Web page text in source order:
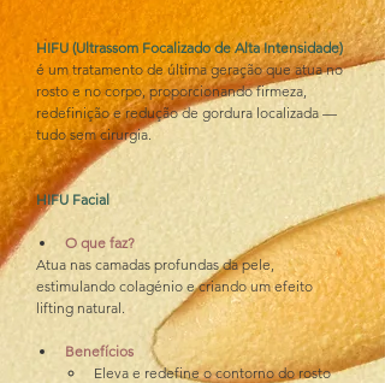
HIFU (Ultrassom Focalizado de Alta Intensidade)
é um tratamento de última geração que atua no
rosto e no corpo, proporcionando firmeza,
redefinição e redução de gordura localizada —
tudo sem cirurgia.
HIFU Facial
O que faz?
Atua nas camadas profundas da pele,
estimulando colagénio e criando um efeito
lifting natural.
Benefícios
Eleva e redefine o contorno do rosto